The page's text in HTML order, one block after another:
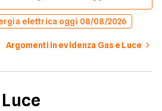
elettrica oggi 08/08/2026
Argomenti in evidenza Gas e Luce